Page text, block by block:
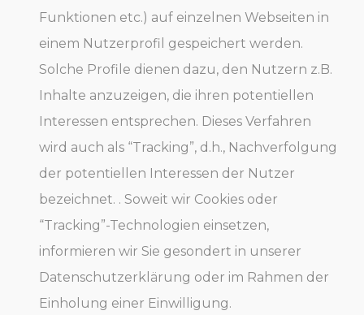
Funktionen etc.) auf einzelnen Webseiten in
einem Nutzerprofil gespeichert werden.
Solche Profile dienen dazu, den Nutzern z.B.
Inhalte anzuzeigen, die ihren potentiellen
Interessen entsprechen. Dieses Verfahren
wird auch als “Tracking”, d.h., Nachverfolgung
der potentiellen Interessen der Nutzer
bezeichnet. . Soweit wir Cookies oder
“Tracking”-Technologien einsetzen,
informieren wir Sie gesondert in unserer
Datenschutzerklärung oder im Rahmen der
Einholung einer Einwilligung.